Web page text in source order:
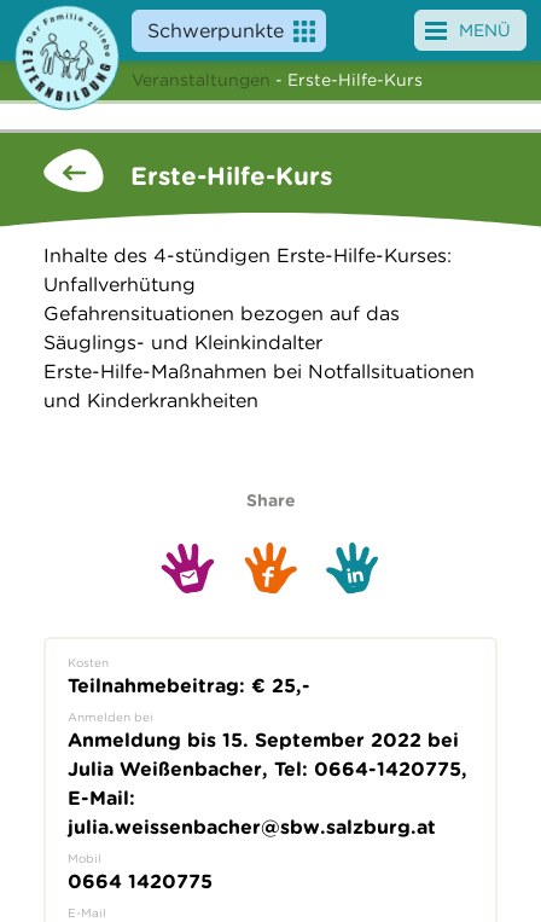
Schwerpunkte
Angebote
Veranstaltungen
Service
Über uns
Suche
MENÜ
Veranstaltungen - Erste-Hilfe-Kurs
Erste-Hilfe-Kurs
Inhalte des 4-stündigen Erste-Hilfe-Kurses:
Unfallverhütung
Gefahrensituationen bezogen auf das
Säuglings- und Kleinkindalter
Erste-Hilfe-Maßnahmen bei Notfallsituationen
und Kinderkrankheiten
Share
Kosten
Teilnahmebeitrag: € 25,-
Anmelden bei
Anmeldung bis 15. September 2022 bei
Julia Weißenbacher, Tel: 0664-1420775,
E-Mail:
julia.weissenbacher@sbw.salzburg.at
Mobil
0664 1420775
E-Mail